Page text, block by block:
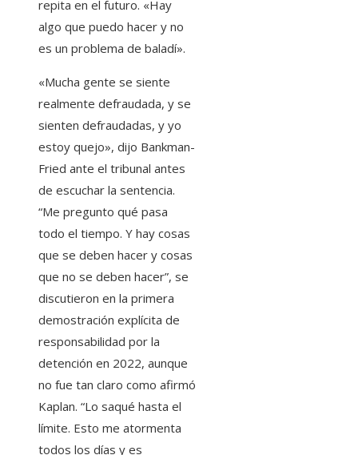
repita en el futuro. «Hay
algo que puedo hacer y no
es un problema de baladí».
«Mucha gente se siente
realmente defraudada, y se
sienten defraudadas, y yo
estoy quejo», dijo Bankman-
Fried ante el tribunal antes
de escuchar la sentencia.
“Me pregunto qué pasa
todo el tiempo. Y hay cosas
que se deben hacer y cosas
que no se deben hacer”, se
discutieron en la primera
demostración explícita de
responsabilidad por la
detención en 2022, aunque
no fue tan claro como afirmó
Kaplan. “Lo saqué hasta el
límite. Esto me atormenta
todos los días y es